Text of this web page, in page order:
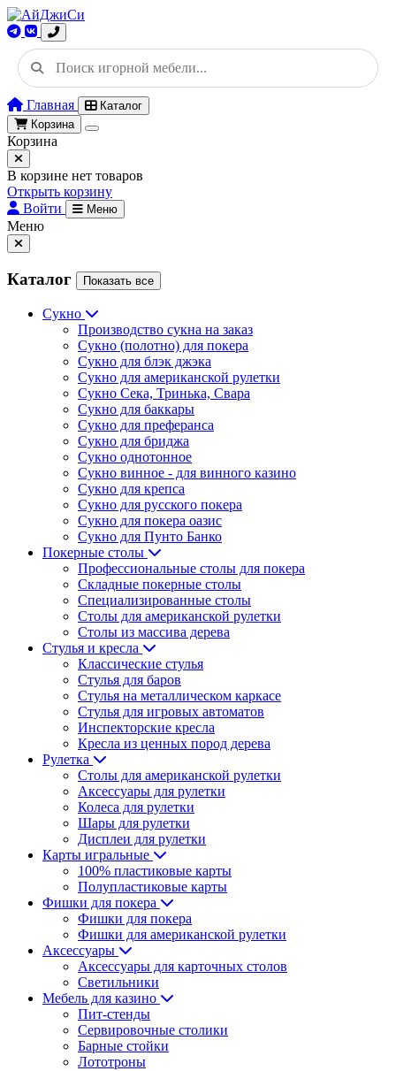
Главная
Каталог
Корзина
Корзина
В корзине нет товаров
Открыть корзину
Войти
Меню
Меню
Каталог Показать все
Сукно
Производство сукна на заказ
Сукно (полотно) для покера
Сукно для блэк джэка
Сукно для американской рулетки
Сукно Сека, Тринька, Свара
Сукно для баккары
Сукно для преферанса
Сукно для бриджа
Сукно однотонное
Сукно винное - для винного казино
Сукно для крепса
Сукно для русского покера
Сукно для покера оазис
Сукно для Пунто Банко
Покерные столы
Профессиональные столы для покера
Складные покерные столы
Специализированные столы
Столы для американской рулетки
Столы из массива дерева
Стулья и кресла
Классические стулья
Стулья для баров
Стулья на металлическом каркасе
Стулья для игровых автоматов
Инспекторские кресла
Кресла из ценных пород дерева
Рулетка
Столы для американской рулетки
Аксессуары для рулетки
Колеса для рулетки
Шары для рулетки
Дисплеи для рулетки
Карты игральные
100% пластиковые карты
Полупластиковые карты
Фишки для покера
Фишки для покера
Фишки для американской рулетки
Аксессуары
Аксессуары для карточных столов
Светильники
Мебель для казино
Пит-стенды
Сервировочные столики
Барные стойки
Лототроны